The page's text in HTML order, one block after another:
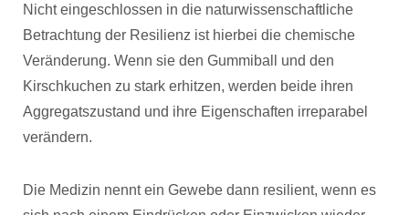
Nicht eingeschlossen in die naturwissenschaftliche
Betrachtung der Resilienz ist hierbei die chemische
Veränderung. Wenn sie den Gummiball und den
Kirschkuchen zu stark erhitzen, werden beide ihren
Aggregatszustand und ihre Eigenschaften irreparabel
verändern.
Die Medizin nennt ein Gewebe dann resilient, wenn es